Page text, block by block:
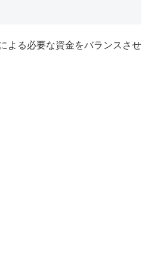
よる必要な資金をバランスさせ